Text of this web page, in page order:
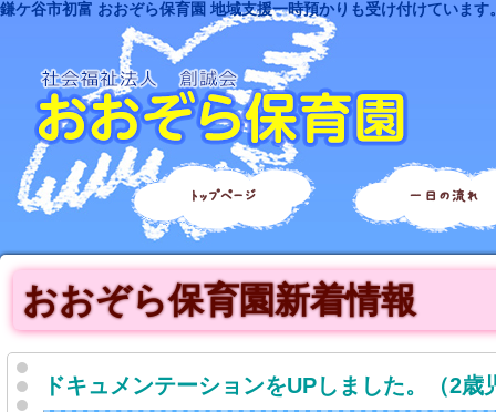
鎌ケ谷市初富 おおぞら保育園 地域支援一時預かりも受け付けています
トップページ 一日の流れ
おおぞら保育園新着情報
ドキュメンテーションをUPしました。（2歳